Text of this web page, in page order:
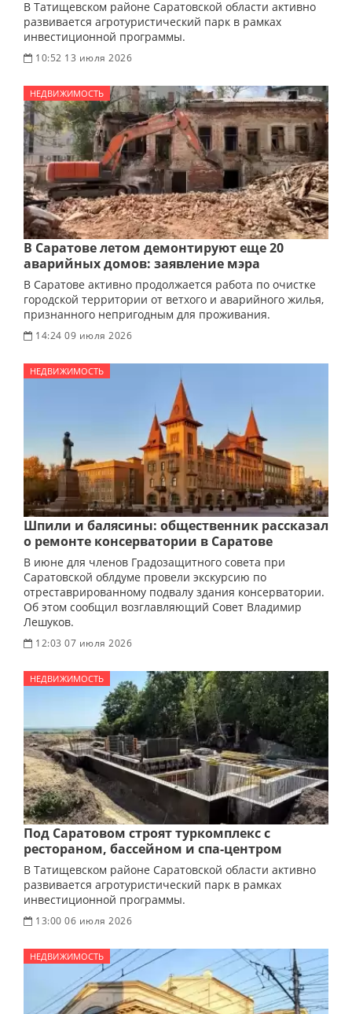
В Татищевском районе Саратовской области активно
развивается агротуристический парк в рамках
инвестиционной программы.
10:52 13 июля 2026
НЕДВИЖИМОСТЬ
В Саратове летом демонтируют еще 20
аварийных домов: заявление мэра
В Саратове активно продолжается работа по очистке
городской территории от ветхого и аварийного жилья,
признанного непригодным для проживания.
14:24 09 июля 2026
НЕДВИЖИМОСТЬ
Шпили и балясины: общественник рассказал
о ремонте консерватории в Саратове
В июне для членов Градозащитного совета при
Саратовской облдуме провели экскурсию по
отреставрированному подвалу здания консерватории.
Об этом сообщил возглавляющий Совет Владимир
Лешуков.
12:03 07 июля 2026
НЕДВИЖИМОСТЬ
Под Саратовом строят туркомплекс с
рестораном, бассейном и спа-центром
В Татищевском районе Саратовской области активно
развивается агротуристический парк в рамках
инвестиционной программы.
13:00 06 июля 2026
НЕДВИЖИМОСТЬ